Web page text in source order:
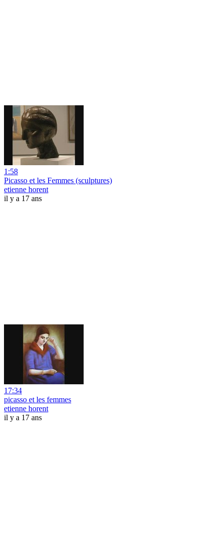
1:58
Picasso et les Femmes (sculptures)
etienne horent
il y a 17 ans
17:34
picasso et les femmes
etienne horent
il y a 17 ans